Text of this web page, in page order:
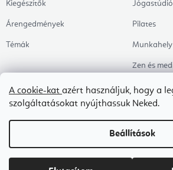
A cookie-kat azért használjuk, hogy a
szolgáltatásokat nyújthassuk Neked.
Beállítások
Kiegészítők
Árengedmények
Témák
Pilates
Munkahely
Zen és
Egészséges
Kedvenceink
Copyright 2026Flexity. Minden jog fenntartva.